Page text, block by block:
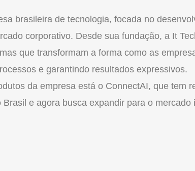
brasileira de tecnologia, focada no
corporativo. Desde sua fundação, a It
que transformam a forma como as
e garantindo resultados expressivos.
da empresa está o ConnectAI, que tem
e agora busca expandir para o mercado